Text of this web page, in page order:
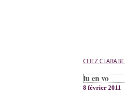
CHEZ
lu en vo
8 février 2011